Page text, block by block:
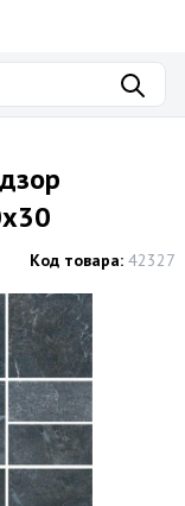
Код товара: 42327